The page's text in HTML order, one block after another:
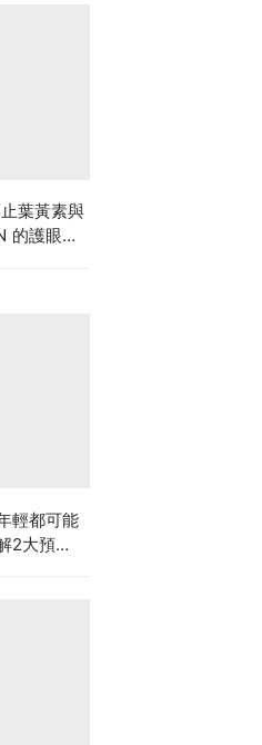
葉黃素與
的護眼方
輕都可能
2大預防